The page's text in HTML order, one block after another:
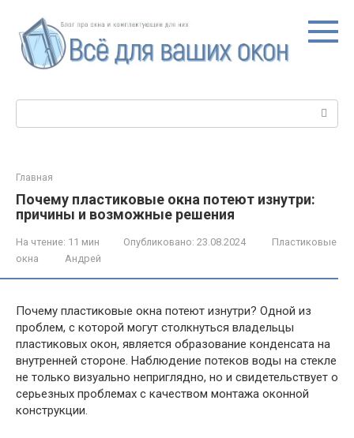
контенту
Главная
Почему пластиковые окна потеют изнутри:
причины и возможные решения
На чтение: 11 мин Опубликовано: 23.08.2024
Пластиковые
окна
Андрей
Почему пластиковые окна потеют изнутри? Одной из
проблем, с которой могут столкнуться владельцы
пластиковых окон, является образование конденсата на
внутренней стороне. Наблюдение потеков воды на стекле
не только визуально неприглядно, но и свидетельствует о
серьезных проблемах с качеством монтажа оконной
конструкции.